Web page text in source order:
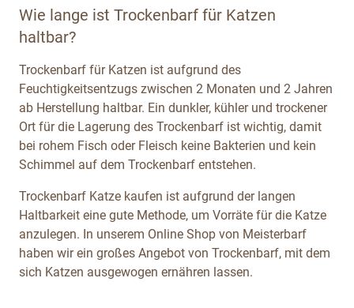
Wie lange ist Trockenbarf für Katzen
haltbar?
Trockenbarf für Katzen ist aufgrund des
Feuchtigkeitsentzugs zwischen 2 Monaten und 2 Jahren
ab Herstellung haltbar. Ein dunkler, kühler und trockener
Ort für die Lagerung des Trockenbarf ist wichtig, damit
bei rohem Fisch oder Fleisch keine Bakterien und kein
Schimmel auf dem Trockenbarf entstehen.
Trockenbarf Katze kaufen ist aufgrund der langen
Haltbarkeit eine gute Methode, um Vorräte für die Katze
anzulegen. In unserem Online Shop von Meisterbarf
haben wir ein großes Angebot von Trockenbarf, mit dem
sich Katzen ausgewogen ernähren lassen.